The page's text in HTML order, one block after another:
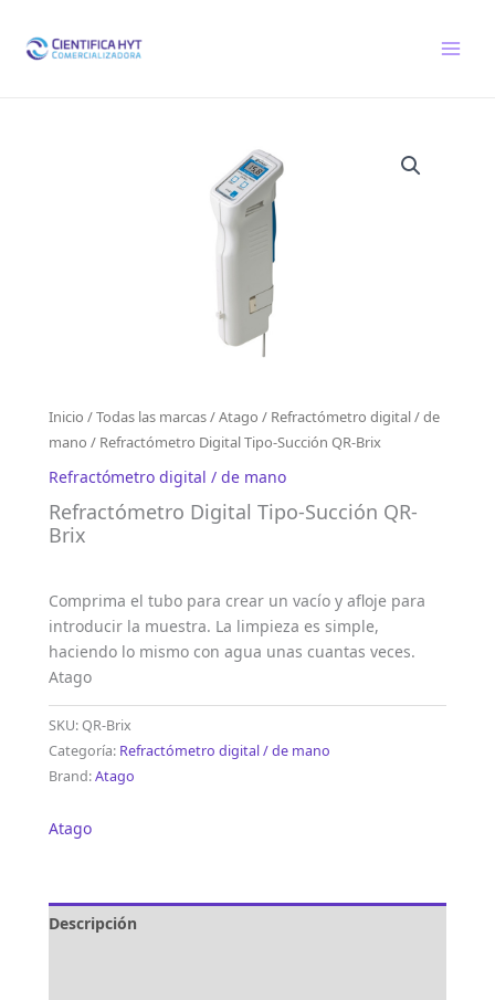
contenido
Inicio /Todas las marcas/Atago / Refractómetro digital / de
mano / Refractómetro Digital Tipo-Succión QR-Brix
Refractómetro digital / de mano
Refractómetro Digital Tipo-Succión QR-
Brix
Comprima el tubo para crear un vacío y afloje para
introducir la muestra. La limpieza es simple,
haciendo lo mismo con agua unas cuantas veces.
Atago
SKU:QR-Brix
Categoría: Refractómetro digital / de mano
Brand:Atago
Atago
Descripción